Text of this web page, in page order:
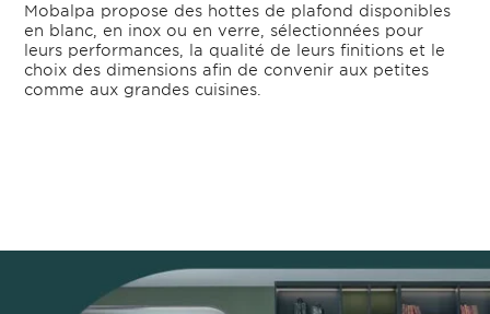
Mobalpa propose des hottes de plafond disponibles
en blanc, en inox ou en verre, sélectionnées pour
leurs performances, la qualité de leurs finitions et le
choix des dimensions afin de convenir aux petites
comme aux grandes cuisines.